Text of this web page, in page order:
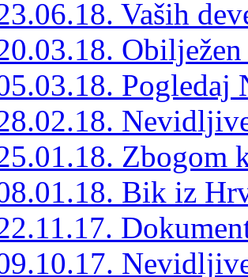
Vaših
Pogledaj
Zbogom
Bik iz